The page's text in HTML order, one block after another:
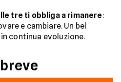
tre ti obbliga a rimanere:
e cambiare. Un bel
continua evoluzione.